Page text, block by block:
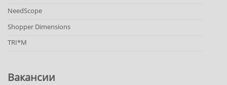
NeedScope
Shopper Dimensions
TRI*M
Вакансии